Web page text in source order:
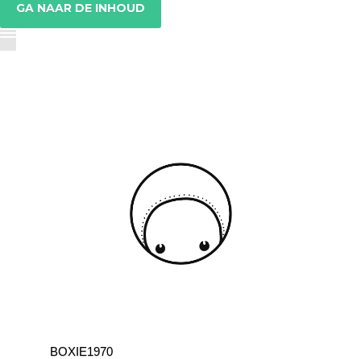
GA NAAR DE INHOUD
BOXIE1970